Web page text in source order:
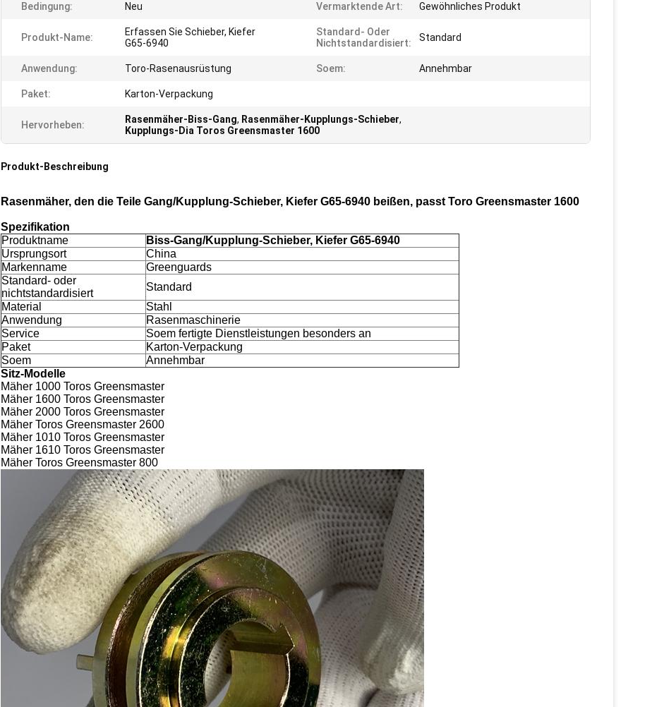
Bedingung: Neu Vermarktende Art: Gewöhnliches Produkt
Produkt-Name:
Erfassen Sie Schieber, Kiefer
G65-6940
Standard- Oder
Nichtstandardisiert:
Standard
Anwendung: Toro-Rasenausrüstung Soem: Annehmbar
Paket: Karton-Verpackung
Hervorheben: Rasenmäher-Biss-Gang, Rasenmäher-Kupplungs-Schieber,
Kupplungs-Dia Toros Greensmaster 1600
Produkt-Beschreibung
Rasenmäher, den die Teile Gang/Kupplung-Schieber, Kiefer G65-6940 beißen, passt Toro Greensmaster 1600
Spezifikation
Produktname
Biss-Gang/Kupplung-Schieber, Kiefer G65-6940
Ursprungsort
China
Markenname
Greenguards
Standard- oder
nichtstandardisiert
Standard
Material
Stahl
Anwendung
Rasenmaschinerie
Service
Soem fertigte Dienstleistungen besonders an
Paket
Karton-Verpackung
Soem
Annehmbar
Sitz-Modelle
Mäher 1000 Toros Greensmaster
Mäher 1600 Toros Greensmaster
Mäher 2000 Toros Greensmaster
Mäher Toros Greensmaster 2600
Mäher 1010 Toros Greensmaster
Mäher 1610 Toros Greensmaster
Mäher Toros Greensmaster 800